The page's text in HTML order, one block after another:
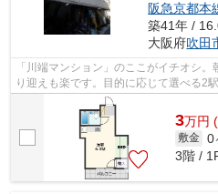
阪急京都本
築41年 /
大阪府吹田
「川端マンション」のここがイチオシ
り迎えも楽です。目的に応じて選べる2
ら、耐久性や耐震性が高いので住んでで
3万円
敷金 0
3階 /